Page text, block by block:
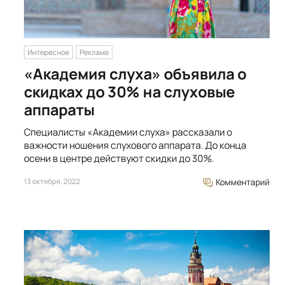
Интересное Реклама
«Академия слуха» объявила о
скидках до 30% на слуховые
аппараты
Специалисты «Академии слуха» рассказали о
важности ношения слухового аппарата. До конца
осени в центре действуют скидки до 30%.
13 октября, 2022 Комментарий